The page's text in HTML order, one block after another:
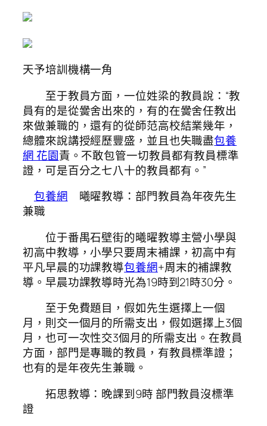
天予培訓機構一角
至于教員方面，一位姓梁的教員說：“教
員有的是從黌舍出來的，有的在黌舍任教出
來做兼職的，還有的從師范高校結業幾年，
總體來說講授經歷豐盛，並且也失職盡包養
網 花園責。不敢包管一切教員都有教員標準
證，可是百分之七八十的教員都有。”
包養網 曦曜教導：部門教員為年夜先生
兼職
位于番禺石壁街的曦曜教導主營小學與
初高中教導，小學只要周末補課，初高中有
平凡早晨的功課教導包養網+周末的補課教
導。早晨功課教導時光為19時到21時30分。
至于免費題目，假如先生選擇上一個
月，則交一個月的所需支出，假如選擇上3個
月，也可一次性交3個月的所需支出。在教員
方面，部門是專職的教員，有教員標準證；
也有的是年夜先生兼職。
拓思教導：晚課到9時 部門教員沒標準
證